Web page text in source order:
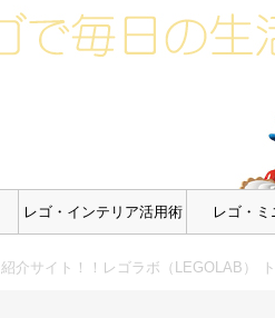
レゴ・インテリア活用術 レゴ・
介サイト！！レゴラボ（LEGOLAB）